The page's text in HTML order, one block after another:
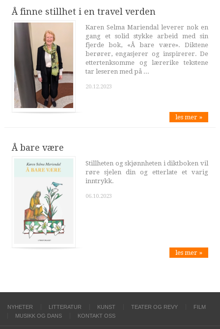
Å finne stillhet i en travel verden
Karen Selma Mariendal leverer nok en
gang et solid stykke arbeid med sin
fjerde bok, «Å bare være». Diktene
berører, engasjerer og inspirerer. De
ettertenksomme og lærerike tekstene
tar leseren med på ...
20.12.2023
les mer »
Å bare være
Stillheten og skjønnheten i diktboken vil
røre sjelen din og etterlate et varig
inntrykk.
06.10.2023
les mer »
NYHETER LITTERATUR KUNST TEATER OG REVY
FILM
MUSIKK OG DANS
KONTAKT OSS